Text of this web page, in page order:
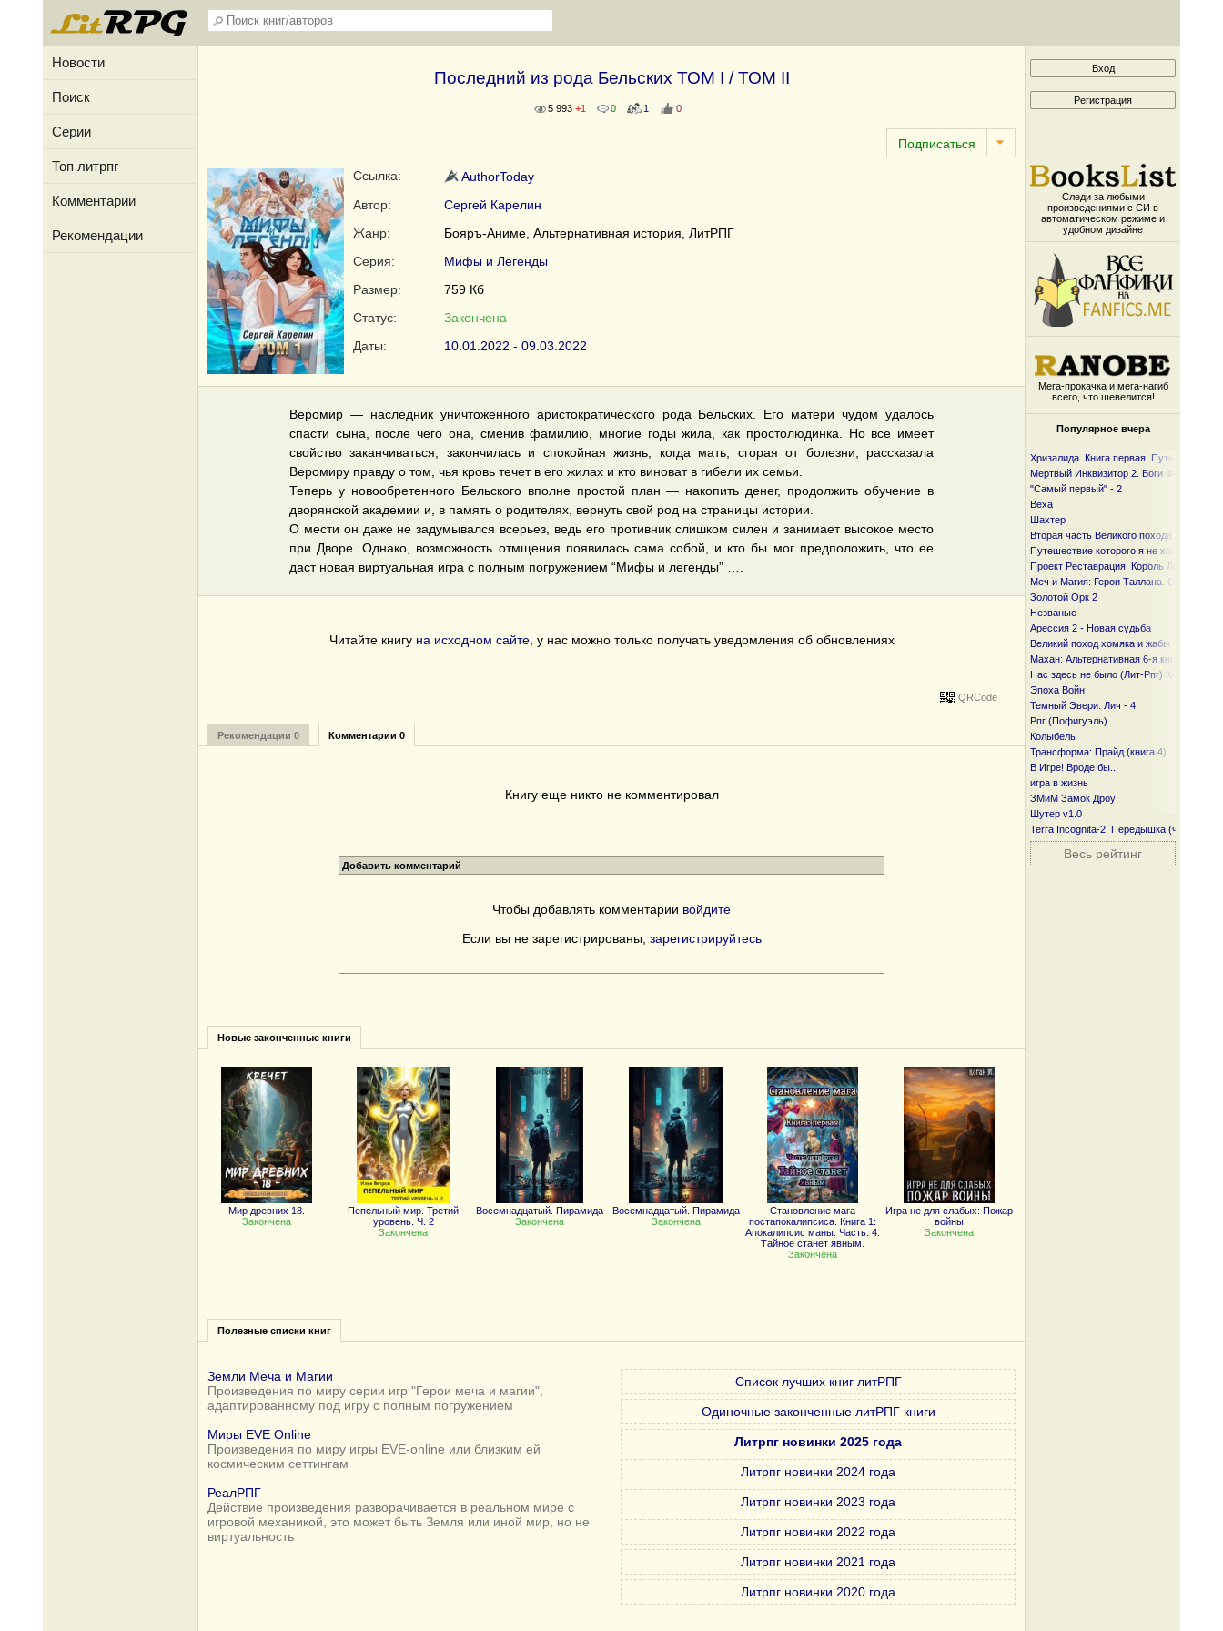
Новости
Поиск
Серии
Топ литрпг
Комментарии
Рекомендации
Последний из рода Бельских ТОМ I / ТОМ II
5 993 +1 0 1 0
Ссылка:
AuthorToday
Автор:
Сергей Карелин
Жанр:
Бояръ-Аниме, Альтернативная история, ЛитРПГ
Серия:
Мифы и Легенды
Размер:
759 Кб
Статус:
Закончена
Даты:
10.01.2022 - 09.03.2022
Веромир — наследник уничтоженного аристократического рода Бельских. Его матери чудом удалось
спасти сына, после чего она, сменив фамилию, многие годы жила, как простолюдинка. Но все имеет
свойство заканчиваться, закончилась и спокойная жизнь, когда мать, сгорая от болезни, рассказала
Веромиру правду о том, чья кровь течет в его жилах и кто виноват в гибели их семьи.
Теперь у новообретенного Бельского вполне простой план — накопить денег, продолжить обучение в
дворянской академии и, в память о родителях, вернуть свой род на страницы истории.
О мести он даже не задумывался всерьез, ведь его противник слишком силен и занимает высокое место
при Дворе. Однако, возможность отмщения появилась сама собой, и кто бы мог предположить, что ее
даст новая виртуальная игра с полным погружением “Мифы и легенды” ….
Читайте книгу на исходном сайте, у нас можно только получать уведомления об обновлениях
QRCode
Рекомендации 0 Комментарии 0
Книгу еще никто не комментировал
Добавить комментарий
Чтобы добавлять комментарии войдите
Если вы не зарегистрированы, зарегистрируйтесь
Новые законченные книги
Мир древних 18.
Закончена
Пепельный мир. Третий
уровень. Ч. 2
Закончена
Восемнадцатый. Пирамида
Закончена
Восемнадцатый. Пирамида
Закончена
Становление мага
постапокалипсиса. Книга 1:
Апокалипсис маны. Часть: 4.
Тайное станет явным.
Закончена
Игра не для слабых: Пожар
войны
Закончена
Полезные списки книг
Земли Меча и Магии
Произведения по миру серии игр "Герои меча и магии",
адаптированному под игру с полным погружением
Миры EVE Online
Произведения по миру игры EVE-online или близким ей
космическим сеттингам
РеалРПГ
Действие произведения разворачивается в реальном мире с
игровой механикой, это может быть Земля или иной мир, но не
виртуальность
Список лучших книг литРПГ
Одиночные законченные литРПГ книги
Литрпг новинки 2025 года
Литрпг новинки 2024 года
Литрпг новинки 2023 года
Литрпг новинки 2022 года
Литрпг новинки 2021 года
Литрпг новинки 2020 года
Следи за любыми
произведениями с СИ в
автоматическом режиме и
удобном дизайне
Мега-прокачка и мега-нагиб
всего, что шевелится!
Популярное вчера
Хризалида. Книга первая. Путь
Мертвый Инквизитор 2. Боги Фанмира
"Самый первый" - 2
Веха
Шахтер
Вторая часть Великого похода. От
Путешествие которого я не хотел
Проект Реставрация. Король Лесов.
Меч и Магия: Герои Таллана. Орден
Золотой Орк 2
Незваные
Арессия 2 - Новая судьба
Великий поход хомяка и жабы
Махан: Альтернативная 6-я книга
Нас здесь не было (Лит-Рпг) Книга I и I I
Эпоха Войн
Темный Эвери. Лич - 4
Рпг (Пофигуэль).
Колыбель
Трансформа: Прайд (книга 4)
В Игре! Вроде бы...
игра в жизнь
ЗМиМ Замок Дроу
Шутер v1.0
Terra Incognita-2. Передышка (часть
Весь рейтинг